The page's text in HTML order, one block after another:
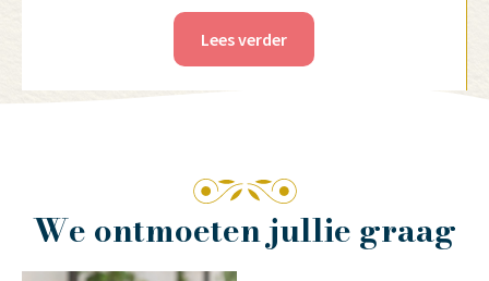
Lees verder
We ontmoeten jullie graag